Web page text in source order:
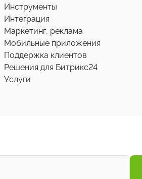
Инструменты
Интеграция
Маркетинг, реклама
Мобильные приложения
Поддержка клиентов
Решения для Битрикс24
Услуги